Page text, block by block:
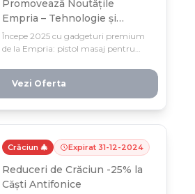
Promovează Noutățile
Empria – Tehnologie și
Confort pentru Familie!
Începe 2025 cu gadgeturi premium
de la Empria: pistol masaj pentru
limitată în ianuarie — tehnologie și
confort pentru toată familia la
prețuri speciale!
Vezi Oferta
Crăciun 🎄 Expirat 31-12-2024
Reduceri de Crăciun -25% la
Căști Antifonice